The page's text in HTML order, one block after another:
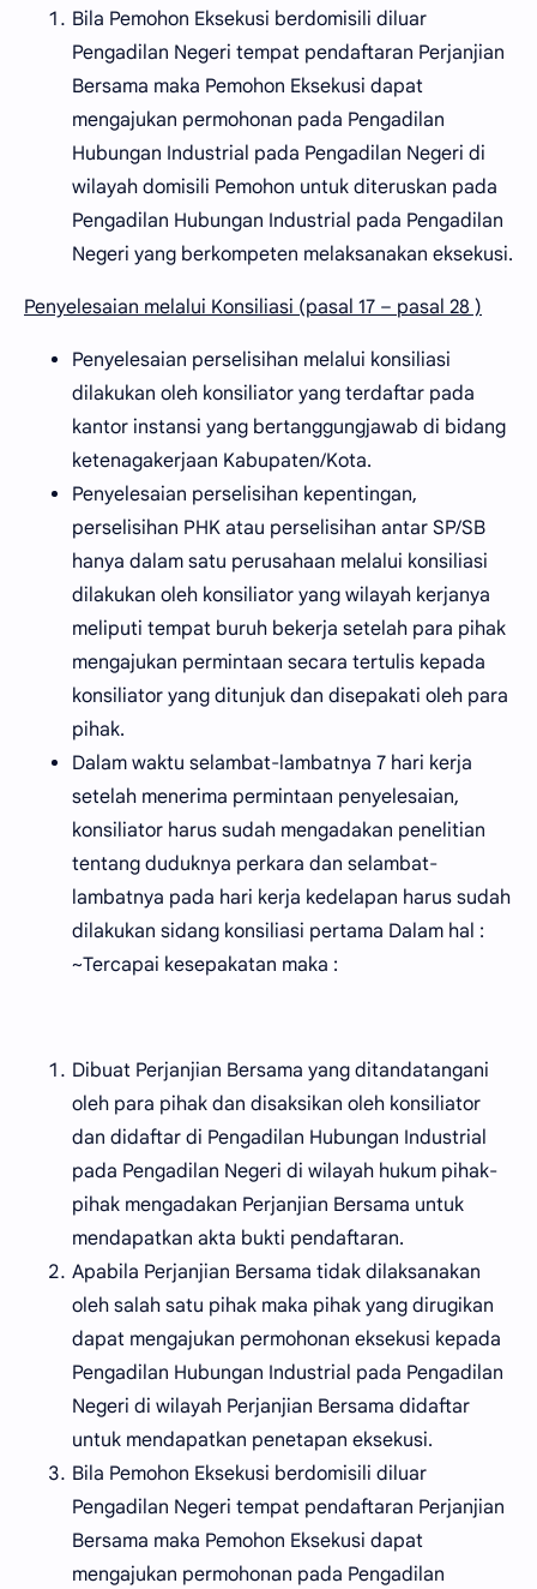
Bila Pemohon Eksekusi berdomisili diluar
Pengadilan Negeri tempat pendaftaran Perjanjian
Bersama maka Pemohon Eksekusi dapat
mengajukan permohonan pada Pengadilan
Hubungan Industrial pada Pengadilan Negeri di
wilayah domisili Pemohon untuk diteruskan pada
Pengadilan Hubungan Industrial pada Pengadilan
Negeri yang berkompeten melaksanakan eksekusi.
Penyelesaian melalui Konsiliasi (pasal 17 – pasal 28 )
Penyelesaian perselisihan melalui konsiliasi
dilakukan oleh konsiliator yang terdaftar pada
kantor instansi yang bertanggungjawab di bidang
ketenagakerjaan Kabupaten/Kota.
Penyelesaian perselisihan kepentingan,
perselisihan PHK atau perselisihan antar SP/SB
hanya dalam satu perusahaan melalui konsiliasi
dilakukan oleh konsiliator yang wilayah kerjanya
meliputi tempat buruh bekerja setelah para pihak
mengajukan permintaan secara tertulis kepada
konsiliator yang ditunjuk dan disepakati oleh para
pihak.
Dalam waktu selambat-lambatnya 7 hari kerja
setelah menerima permintaan penyelesaian,
konsiliator harus sudah mengadakan penelitian
tentang duduknya perkara dan selambat-
lambatnya pada hari kerja kedelapan harus sudah
dilakukan sidang konsiliasi pertama Dalam hal :
~Tercapai kesepakatan maka :
Dibuat Perjanjian Bersama yang ditandatangani
oleh para pihak dan disaksikan oleh konsiliator
dan didaftar di Pengadilan Hubungan Industrial
pada Pengadilan Negeri di wilayah hukum pihak-
pihak mengadakan Perjanjian Bersama untuk
mendapatkan akta bukti pendaftaran.
Apabila Perjanjian Bersama tidak dilaksanakan
oleh salah satu pihak maka pihak yang dirugikan
dapat mengajukan permohonan eksekusi kepada
Pengadilan Hubungan Industrial pada Pengadilan
Negeri di wilayah Perjanjian Bersama didaftar
untuk mendapatkan penetapan eksekusi.
Bila Pemohon Eksekusi berdomisili diluar
Pengadilan Negeri tempat pendaftaran Perjanjian
Bersama maka Pemohon Eksekusi dapat
mengajukan permohonan pada Pengadilan